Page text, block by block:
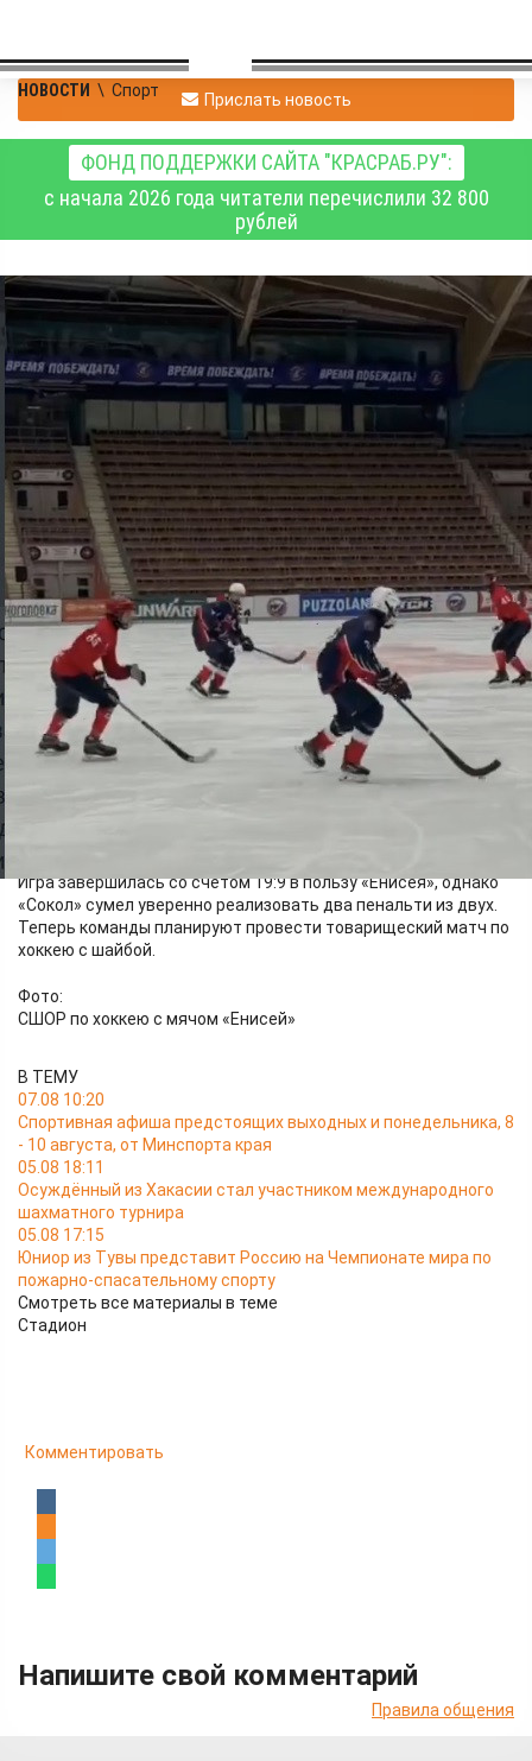
НОВОСТИ \ Спорт Прислать новость
ФОНД ПОДДЕРЖКИ САЙТА "КРАСРАБ.РУ":
с начала 2026 года читатели перечислили 32 800
рублей
В товарищеском матче
по хоккею с мячом
победили воспитанники
спортшколы "Енисей"
Спорт
10.05.2026 18:50396
Игра завершилась со счётом 19:9 в пользу «Енисея», однако
«Сокол» сумел уверенно реализовать два пенальти из двух.
Теперь команды планируют провести товарищеский матч по
хоккею с шайбой.
Фото:
СШОР по хоккею с мячом «Енисей»
В ТЕМУ
07.08 10:20
Спортивная афиша предстоящих выходных и понедельника, 8
- 10 августа, от Минспорта края
05.08 18:11
Осуждённый из Хакасии стал участником международного
шахматного турнира
05.08 17:15
Юниор из Тувы представит Россию на Чемпионате мира по
пожарно-спасательному спорту
Смотреть все материалы в теме
Стадион
Комментировать
Напишите свой комментарий
Правила общения